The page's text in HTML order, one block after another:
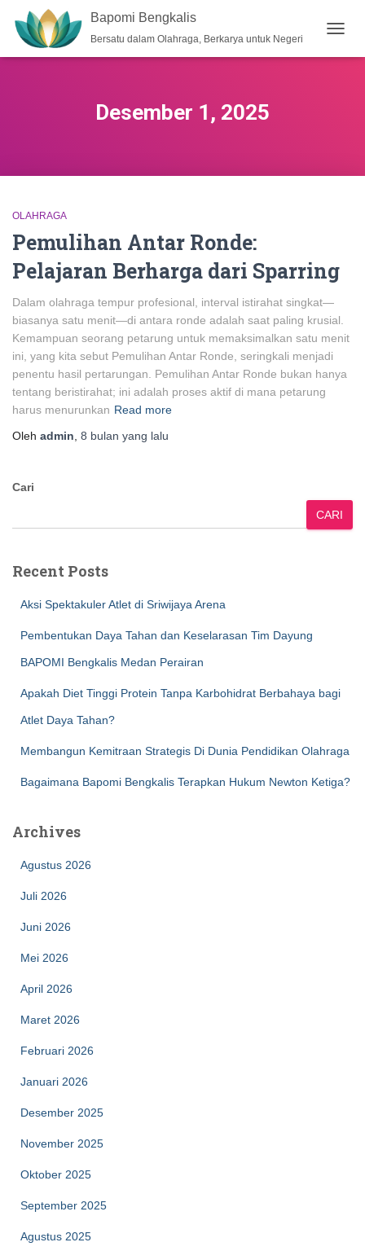
Bapomi Bengkalis
Bersatu dalam Olahraga, Berkarya untuk Negeri
Desember 1, 2025
OLAHRAGA
Pemulihan Antar Ronde:
Pelajaran Berharga dari Sparring
Dalam olahraga tempur profesional, interval istirahat singkat—
biasanya satu menit—di antara ronde adalah saat paling krusial.
Kemampuan seorang petarung untuk memaksimalkan satu menit
ini, yang kita sebut Pemulihan Antar Ronde, seringkali menjadi
penentu hasil pertarungan. Pemulihan Antar Ronde bukan hanya
tentang beristirahat; ini adalah proses aktif di mana petarung
harus menurunkan Read more
Oleh admin 8 bulan yang lalu
Cari
CARI
Recent Posts
Aksi Spektakuler Atlet di Sriwijaya Arena
Pembentukan Daya Tahan dan Keselarasan Tim Dayung
BAPOMI Bengkalis Medan Perairan
Apakah Diet Tinggi Protein Tanpa Karbohidrat Berbahaya bagi
Atlet Daya Tahan?
Membangun Kemitraan Strategis Di Dunia Pendidikan Olahraga
Bagaimana Bapomi Bengkalis Terapkan Hukum Newton Ketiga?
Archives
Agustus 2026
Juli 2026
Juni 2026
Mei 2026
April 2026
Maret 2026
Februari 2026
Januari 2026
Desember 2025
November 2025
Oktober 2025
September 2025
Agustus 2025